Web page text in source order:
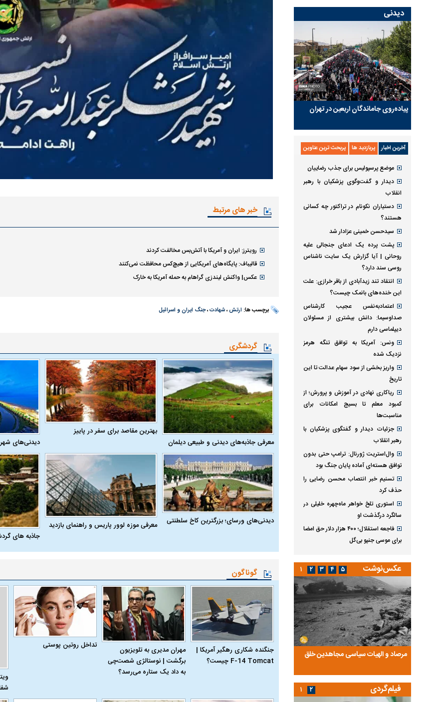
خبر های مرتبط
رویترز: ایران و آمریکا با آتش‌بس مخالفت کردند
قالیباف: پایگاه‌های آمریکایی از هیچ‌کس محافظت نمی‌کنند
عکس| واکنش لیندزی گراهام به حمله آمریکا به خارک
برچسب ها: ارتش،شهادت،جنگ ایران و اسرائیل
گردشگری
معرفی جاذبه‌های دیدنی و طبیعی دیلمان
بهترین مقاصد برای سفر در پاییز
دیدنی‌های
دیدنی‌های ورسای؛ بزرگترین کاخ سلطنتی
معرفی موزه لوور پاریس و راهنمای بازدید
جاذبه های
گوناگون
جنگنده شکاری رهگیر آمریکا |
F-14 Tomcat چیست؟
مهران مدیری به تلویزیون
برگشت | نوستالژی شصت‌چی
به داد یک ستاره می‌رسد؟
تداخل روتین پوستی
دیدنی
پیاده‌روی جاماندگان اربعین در تهران
آخرین اخبار پربازدید ها پربحث ترین عناوین
موضع پرسپولیس برای جذب رضاییان
دیدار و گفت‌وگوی پزشکیان با رهبر
انقلاب
دستیاران نکونام در تراکتور چه کسانی
هستند؟
سیدحسن خمینی عزادار شد
پشت پرده یک ادعای جنجالی علیه
روحانی | آیا گزارش یک سایت ناشناس
روسی سند دارد؟
انتقاد تند زیدآبادی از باقر خرازی: علت
این خنده‌های بانمک چیست؟
اعتمادبه‌نفس عجیب کارشناس
صداوسیما: دانش بیشتری از مسئولان
دیپلماسی دارم
ونس: آمریکا به توافق تنگه هرمز
نزدیک شده
واریز بخشی از سود سهام عدالت تا این
تاریخ
ریاکاری نهادی در آموزش و پرورش؛ از
کمبود معلم تا بسیج امکانات برای
مناسبت‌ها
جزئیات دیدار و گفتگوی پزشکیان با
رهبر انقلاب
وال‌استریت ژورنال: ترامپ حتی بدون
توافق هسته‌ای آماده پایان جنگ بود
تسنیم خبر انتصاب محسن رضایی را
حذف کرد
استوری تلخ خواهر ماه‌چهره خلیلی در
سالگرد درگذشت او
فاجعه استقلال؛ ۴۰۰ هزار دلار حق امضا
برای موسی جنپو بی‌گل
عکس‌نوشت
مرصاد و الهیات سیاسی مجاهدین خلق
آخرین پرده از حیات سیاسی یک سلسله |
روایتی از آخرین مصاحبه‌ی شاه در ایران
ریشه‌های عزاداری ماه محرم در فرهنگ
و تاریخ ایران
عزاداری ماه
۱ ۲ ۳ ۴ ۵
فیلم‌گردی ۱ ۲